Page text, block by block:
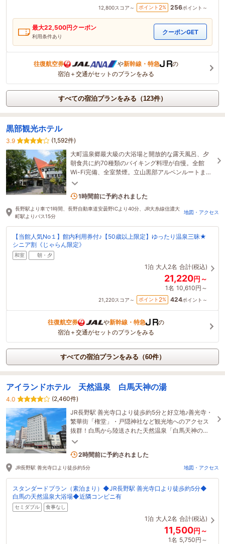
12,800スコア～ ポイント 2% 256ポイント～
最大22,500円クーポン
利用条件あり
クーポンGET
往復航空券 や新幹線・特急
の
宿泊＋交通がセットのプランをみる
すべての宿泊プランをみる（123件）
黒部観光ホテル
3.9
(1,592件)
大町温泉郷最大級の大浴場と開放的な露天風呂、夕
朝食共に約70種類のバイキング料理が自慢。全館
Wi-Fi完備、全室禁煙。立山黒部アルペンルートまで
車で20分。スキーも楽しめる好立地です。
1名がこの宿を見ています
1時間前に予約されました
長野駅より車で1時間、長野自動車道安曇野ICより40分、JR大糸線信濃大
町駅よりバス15分
地図・アクセス
【当館人気No１】館内利用券付♪【50歳以上限定】ゆったり温泉三昧★
シニア割《じゃらん限定》
和室 朝・夕
1泊 大人2名 合計(税込)
21,220円～
1名 10,610円～
21,220スコア～ ポイント 2% 424ポイント～
往復航空券 や新幹線・特急
の
宿泊＋交通がセットのプランをみる
すべての宿泊プランをみる（60件）
アイランドホテル 天然温泉 白馬天神の湯
4.0
(2,460件)
JR長野駅 善光寺口より徒歩約5分と好立地♪善光寺・
繁華街「権堂」・戸隠神社など観光地へのアクセス
抜群！白馬から陸送された天然温泉「白馬天神の
湯」を堪能できます★
3名がこの宿を見ています
JR長野駅 善光寺口より徒歩約5分 地図・アクセス
スタンダードプラン（素泊まり）◆JR長野駅 善光寺口より徒歩約5分◆
白馬の天然温泉大浴場◆近隣コンビニ有
セミダブル 食事なし
1泊 大人2名 合計(税込)
11,500円～
1名 5,750円～